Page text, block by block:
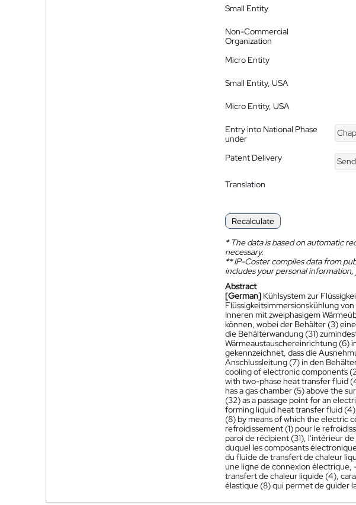
Small Entity
Non-Commercial
Organization
Micro Entity
Small Entity, USA
Micro Entity, USA
Entry into National Phase
under
Patent Delivery
Translation
Recalculate
*The data is based on automatic
necessary.
**IP-Coster compiles data from
includes your personal
Abstract
[German] Kühlsystem zur
Flüssigkeitsimmersionskühlung
Inneren mit zweiphasigem
können, wobei der Behälter (3)
die Behälterwandung (31)
Wärmeaustauschereinrichtung (6)
gekennzeichnet, dass die
Anschlussleitung (7) in den
cooling of electronic components
with two-phase heat transfer fluid
has a gas chamber (5) above the
(32) as a passage point for an
forming liquid heat transfer fluid
(8) by means of which the electric
refroidissement (1) pour le
paroi de récipient (31), l'intérieur
duquel les composants
du fluide de transfert de chaleur
une ligne de connexion électrique,
transfert de chaleur liquide (4),
élastique (8) qui permet de guider